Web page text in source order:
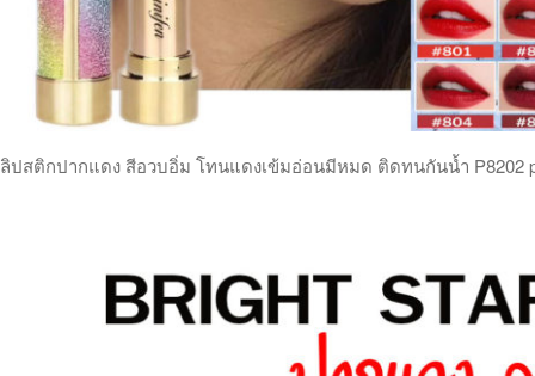
ลิปสติกปากแดง สีอวบอิ่ม โทนแดงเข้มอ่อนมีหมด ติดทนกันน้ำ P8202